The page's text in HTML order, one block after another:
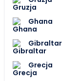
Ghana
Gibraltar
Grecja